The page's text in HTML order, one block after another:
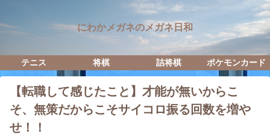
にわかメガネのメガネ日和
テニス 将棋 詰将棋 ポケモンカード
【転職して感じたこと】才能が無いからこ
そ、無策だからこそサイコロ振る回数を増や
せ！！